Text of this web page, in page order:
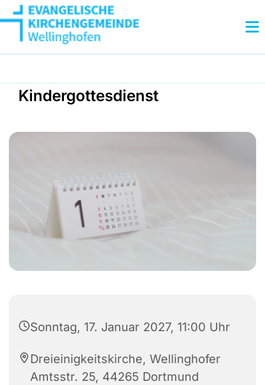
Kindergottesdienst
Sonntag, 17. Januar 2027, 11:00 Uhr
Dreieinigkeitskirche, Wellinghofer
Amtsstr. 25, 44265 Dortmund